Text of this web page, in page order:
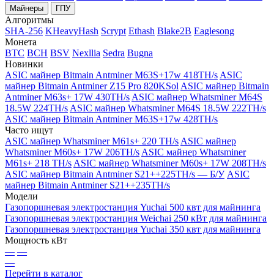
Майнеры ГПУ
Алгоритмы
SHA-256 KHeavyHash Scrypt Ethash Blake2B Eaglesong
Монета
BTC BCH BSV Nexllia Sedra Bugna
Новинки
ASIC майнер Bitmain Antminer M63S+17w 418TH/s ASIC
майнер Bitmain Antminer Z15 Pro 820KSol ASIC майнер Bitmain
Antminer M63s+ 17W 430TH/s ASIC майнер Whatsminer M64S
18.5W 224TH/s ASIC майнер Whatsminer M64S 18.5W 222TH/s
ASIC майнер Bitmain Antminer M63S+17w 428TH/s
Часто ищут
ASIC майнер Whatsminer M61s+ 220 TH/s ASIC майнер
Whatsminer M60s+ 17W 206TH/s ASIC майнер Whatsminer
M61s+ 218 TH/s ASIC майнер Whatsminer M60s+ 17W 208TH/s
ASIC майнер Bitmain Antminer S21++225TH/s — Б/У ASIC
майнер Bitmain Antminer S21++235TH/s
Модели
Газопоршневая электростанция Yuchai 500 квт для майнинга
Газопоршневая электростанция Weichai 250 кВт для майнинга
Газопоршневая электростанция Yuchai 350 квт для майнинга
Мощность кВт
— —
—
Перейти в каталог